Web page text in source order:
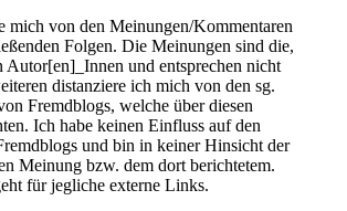
mich von den Meinungen/Kommentaren
Folgen. Die Meinungen sind die,
Autor[en]_Innen und entsprechen nicht
distanziere ich mich von den sg.
Fremdblogs, welche über diesen
Ich habe keinen Einfluss auf den
und bin in keiner Hinsicht der
Meinung bzw. dem dort berichtetem.
für jegliche externe Links.